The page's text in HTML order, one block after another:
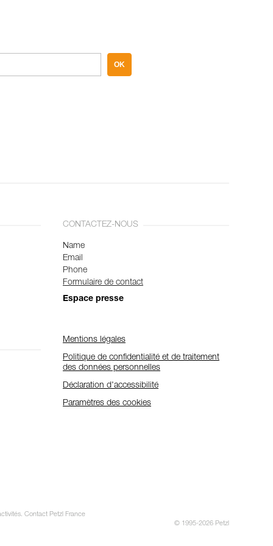
OK
CONTACTEZ-NOUS
Name
Email
Phone
Formulaire de contact
Espace presse
Mentions légales
Politique de confidentialité et de traitement
des données personnelles
Déclaration d'accessibilité
Paramètres des cookies
Contact Petzl France
© 1995-2026 Petzl